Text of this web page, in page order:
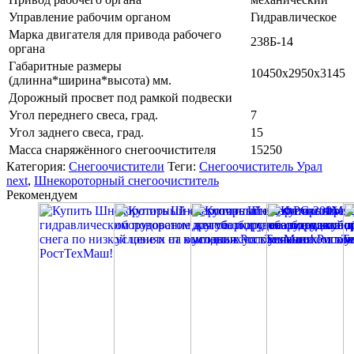
Управление рабочим органом
Гидравлическое
Марка двигателя для привода рабочего
органа
238Б-14
Габаритные размеры
(длинна*ширина*высота) мм.
10450х2950х3145
Дорожный просвет под рамкой подвески
Угол переднего свеса, град.
7
Угол заднего свеса, град.
15
Масса снаряжённого снегоочистителя
15250
Категория: Снегоочистители Теги: Снегоочиститель Урал
next, Шнекороторный снегоочиститель
Рекомендуем